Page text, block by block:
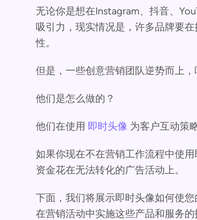
无论你是想在Instagram、抖音、
吸引力，现实情况是，许多品牌要
性。
但是，一些创意营销团队逆势而上，
他们是怎么做的？
他们在使用 即时头像 为客户互动策
如果你现在不在营销工作流程中使
资金花在无法转化的广告活动上。
下面，我们将展示即时头像如何使
在营销活动中实施这些产品和服务的